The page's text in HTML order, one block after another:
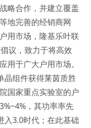
略合作，并建立覆盖
地完善的经销商网
用市场，隆基乐叶联
议，致力于将高效
用于广大户用市场。
晶组件获得莱茵质胜
国家重点实验室的户
，其功率率先
入3.0时代；在此基础